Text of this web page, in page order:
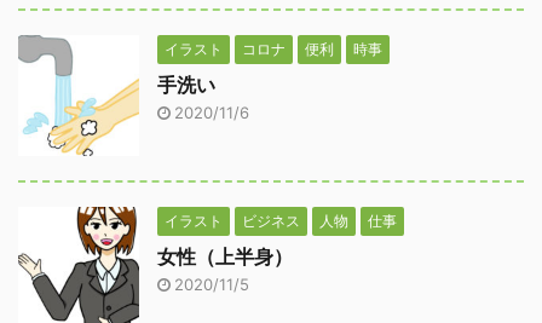
イラスト コロナ 便利 時事
手洗い
2020/11/6
イラスト ビジネス 人物 仕事
女性（上半身）
2020/11/5